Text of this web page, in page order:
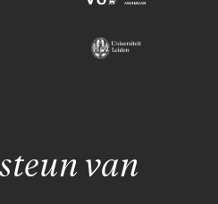
van